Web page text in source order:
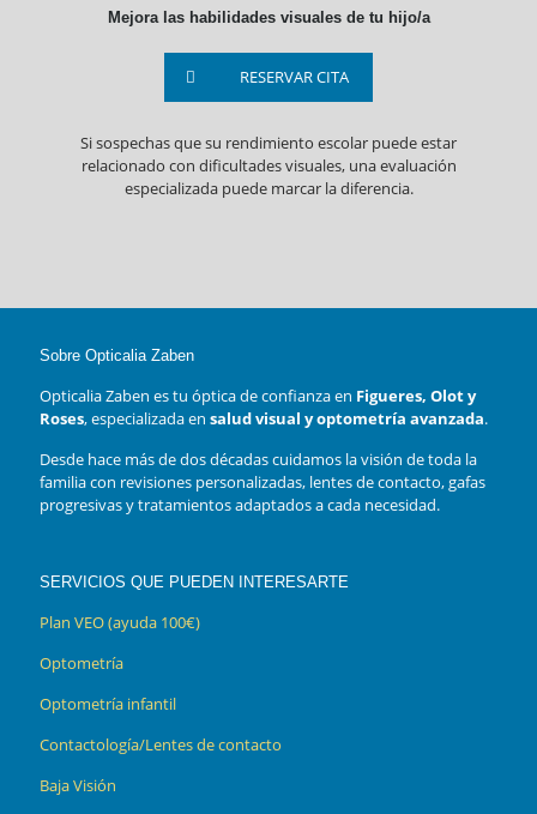
Mejora las habilidades visuales de tu hijo/a
RESERVAR CITA
Si sospechas que su rendimiento escolar puede estar
relacionado con dificultades visuales, una evaluación
especializada puede marcar la diferencia.
Sobre Opticalia Zaben
Opticalia Zaben es tu óptica de confianza en Figueres, Olot y
Roses, especializada en salud visual y optometría avanzada.
Desde hace más de dos décadas cuidamos la visión de toda la
familia con revisiones personalizadas, lentes de contacto, gafas
progresivas y tratamientos adaptados a cada necesidad.
SERVICIOS QUE PUEDEN INTERESARTE
Plan VEO (ayuda 100€)
Optometría
Optometría infantil
Contactología/Lentes de contacto
Baja Visión